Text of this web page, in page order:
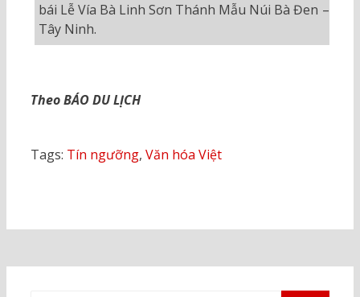
bái Lễ Vía Bà Linh Sơn Thánh Mẫu Núi Bà Đen –
Tây Ninh.
Theo BÁO DU LỊCH
Tags: Tín ngưỡng, Văn hóa Việt